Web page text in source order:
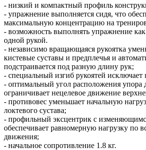
- низкий и компактный профиль
- упражнение выполняется сидя, что
максимальную концентрацию на
- возможность выполнять упражнение
одной рукой.
- независимо вращающаяся рукоятка
кистевые суставы и предплечья и
подстраивается под разную длину рук;
- специальный изгиб рукоятей исключает
- оптимальный угол расположения упора
ограничивает нецелевое движение
- противовес уменьшает начальную
локтевого сустава;
- профильный эксцентрик с
обеспечивает равномерную нагрузку по
движения;
- начальное сопротивление 1.8 кг.